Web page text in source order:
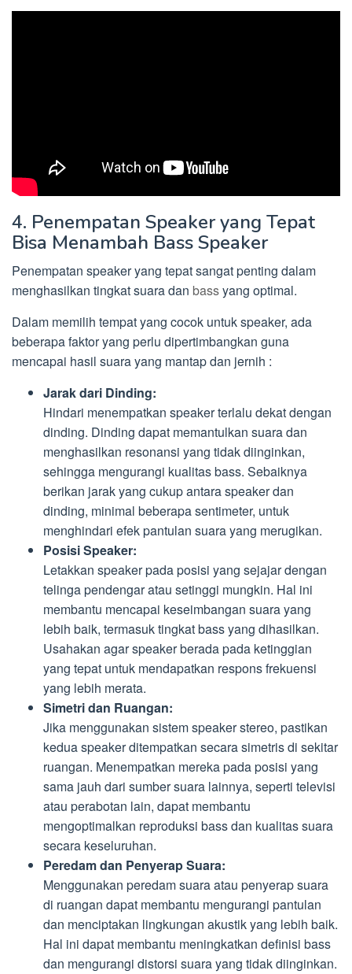
4. Penempatan Speaker yang Tepat
Bisa Menambah Bass Speaker
Penempatan speaker yang tepat sangat penting dalam
menghasilkan tingkat suara dan bassyang optimal.
Dalam memilih tempat yang cocok untuk speaker, ada
beberapa faktor yang perlu dipertimbangkan guna
mencapai hasil suara yang mantap dan jernih :
Jarak dari Dinding:
Hindari menempatkan speaker terlalu dekat dengan
dinding. Dinding dapat memantulkan suara dan
menghasilkan resonansi yang tidak diinginkan,
sehingga mengurangi kualitas bass. Sebaiknya
berikan jarak yang cukup antara speaker dan
dinding, minimal beberapa sentimeter, untuk
menghindari efek pantulan suara yang merugikan.
Posisi Speaker:
Letakkan speaker pada posisi yang sejajar dengan
telinga pendengar atau setinggi mungkin. Hal ini
membantu mencapai keseimbangan suara yang
lebih baik, termasuk tingkat bass yang dihasilkan.
Usahakan agar speaker berada pada ketinggian
yang tepat untuk mendapatkan respons frekuensi
yang lebih merata.
Simetri dan Ruangan:
Jika menggunakan sistem speaker stereo, pastikan
kedua speaker ditempatkan secara simetris di sekitar
ruangan. Menempatkan mereka pada posisi yang
sama jauh dari sumber suara lainnya, seperti televisi
atau perabotan lain, dapat membantu
mengoptimalkan reproduksi bass dan kualitas suara
secara keseluruhan.
Peredam dan Penyerap Suara:
Menggunakan peredam suara atau penyerap suara
di ruangan dapat membantu mengurangi pantulan
dan menciptakan lingkungan akustik yang lebih baik.
Hal ini dapat membantu meningkatkan definisi bass
dan mengurangi distorsi suara yang tidak diinginkan.